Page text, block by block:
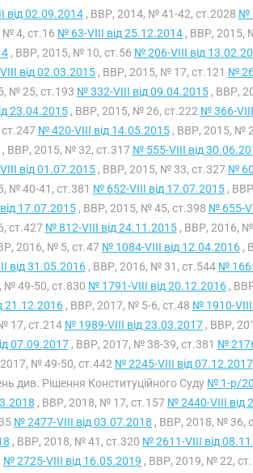
від 02.09.2014 , ВВР, 2014, № 41-42, ст.2028 №
№ 4, ст.16 № 63-VIII від 25.12.2014 , ВВР, 2015,
, ВВР, 2015, № 10, ст.56 № 206-VIII від
від 02.03.2015, ВВР, 2015, № 17, ст.121 №
№ 25, ст.193 № 332-VIII від 09.04.2015 , ВВР,
23.04.2015, ВВР, 2015, № 26, ст.222 № 366-
№ 420-VIII від 14.05.2015, ВВР, 2015, №
, ВВР, 2015, № 32, ст.317 № 555-VIII від
від 01.07.2015, ВВР, 2015, № 33, ст.327 №
№ 40-41, ст.381 № 652-VIII від 17.07.2015 ,
17.07.2015, ВВР, 2015, № 45, ст.398 № 655-
ст.427 № 812-VIII від 24.11.2015, ВВР, 2016, №
2016, № 5, ст.47 № 1084-VIII від 12.04.2016 ,
від 31.05.2016, ВВР, 2016, № 31, ст.544 №
№ 49-50, ст.830 № 1791-VIII від 20.12.2016 ,
21.12.2016, ВВР, 2017, № 5-6, ст.48 № 1910-VIII
17, ст.214 № 1989-VIII від 23.03.2017 , ВВР,
07.09.2017, ВВР, 2017, № 38-39, ст.381 №
№ 49-50, ст.442 № 2245-VIII від 07.12.2017
див. Рішення Конституційного Суду № 1-р/
, ВВР, 2018, № 17, ст.157 № 2440-VIII від
№ 2477-VIII від 03.07.2018 , ВВР, 2018, № 36,
, ВВР, 2018, № 41, ст.320 № 2611-VIII від
№ 2725-VIII від 16.05.2019 , ВВР, 2019, № 22,